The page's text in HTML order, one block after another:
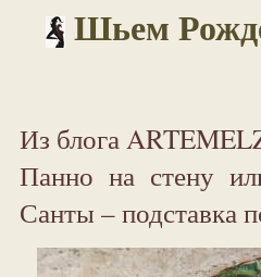
Шьем
Из блога
Панно на стену
Санты – подставка